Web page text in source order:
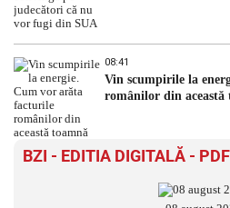
08:41
Vin scumpirile la
românilor din această
BZI - EDITIA DIGITALĂ - PDF